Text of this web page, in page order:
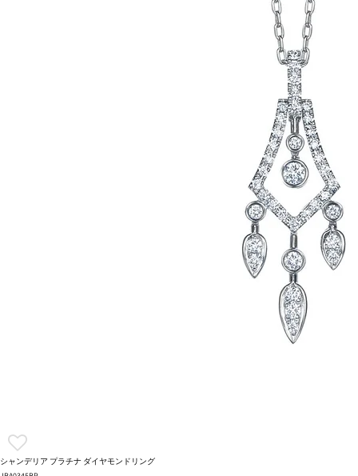
シャンデリア プラチナ ダイヤモンドリング